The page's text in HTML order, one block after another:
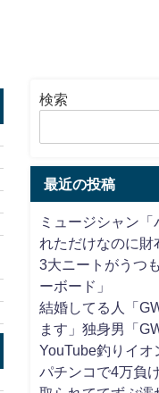
検索
最近の投稿
ミュージシャン
れただけなのに財
3大ニートがうつ
ーボード」
結婚してる人「
ます」独身男「
YouTube釣りイオ
パチンコで4万負